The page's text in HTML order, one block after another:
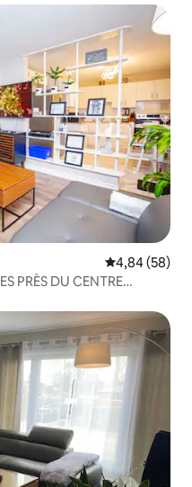
Note
4,84 (58)
PRÈS DU CENTRE